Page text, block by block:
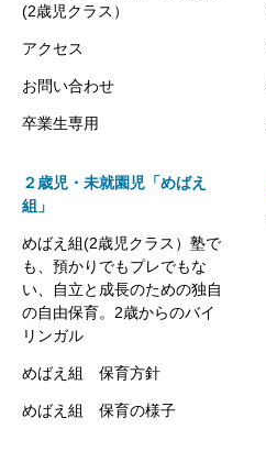
(2歳児クラス）
アクセス
お問い合わせ
卒業生専用
２歳児・未就園児「めばえ
組」
めばえ組(2歳児クラス）塾で
も、預かりでもプレでもな
い、自立と成長のための独自
の自由保育。2歳からのバイ
リンガル
めばえ組 保育方針
めばえ組 保育の様子